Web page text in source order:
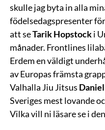
skulle jag byta in alla
födelsedagspresenter
att seTarik Hopstocki
månader. Frontlines
Erdem en väldigt
av Europas främsta
Valhalla Jiu Jitsus
Sveriges mest lovande
Vilka vill ni läsare se i